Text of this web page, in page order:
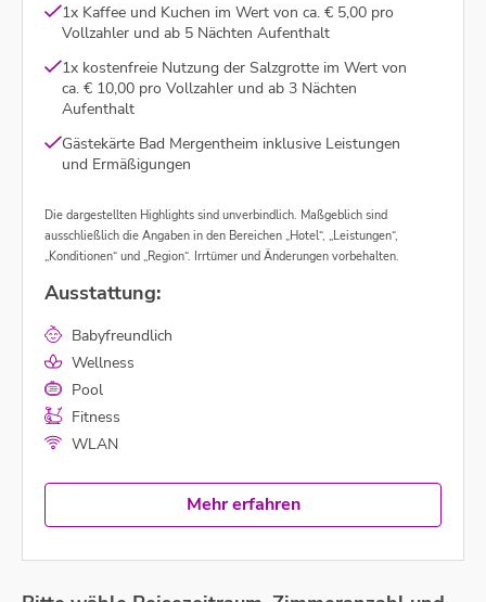
1x Kaffee und Kuchen im Wert von ca. € 5,00 pro
Vollzahler und ab 5 Nächten Aufenthalt
1x kostenfreie Nutzung der Salzgrotte im Wert von
ca. € 10,00 pro Vollzahler und ab 3 Nächten
Aufenthalt
Gästekärte Bad Mergentheim inklusive Leistungen
und Ermäßigungen
Die dargestellten Highlights sind unverbindlich. Maßgeblich sind
ausschließlich die Angaben in den Bereichen „Hotel“, „Leistungen“,
„Konditionen“ und „Region“. Irrtümer und Änderungen vorbehalten.
Ausstattung:
Babyfreundlich
Wellness
Pool
Fitness
WLAN
Mehr erfahren